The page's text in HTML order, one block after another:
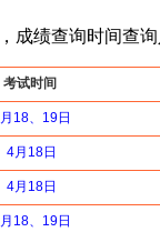
绩查询时间查询
考试时间
18、19日
4月18日
4月18日
18、19日